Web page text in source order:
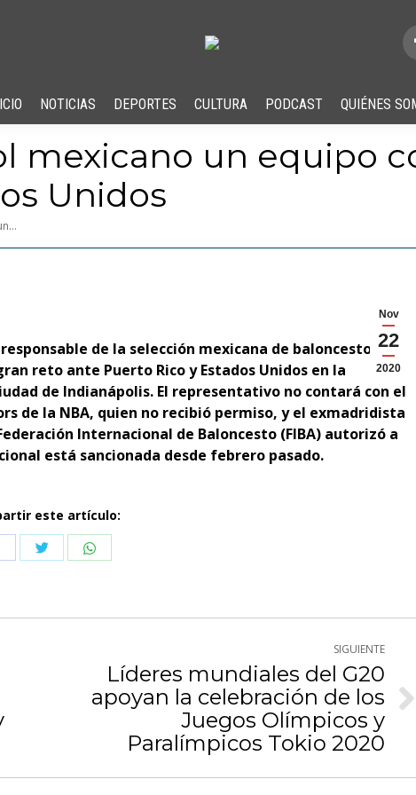
NOTICIAS DEPORTES CULTURA PODCAST QUIÉNES
mexicano un equipo
Unidos
Nov
22
2020
de la selección mexicana de baloncesto,
reto ante Puerto Rico y Estados Unidos en la
de Indianápolis. El representativo no contará con el
de la NBA, quien no recibió permiso, y el exmadridista
Internacional de Baloncesto (FIBA) autorizó a
está sancionada desde febrero pasado.
este artículo:
CompartirCompartir
SIGUIENTE
Publicación
Líderes mundiales del G20
apoyan la celebración de los
Juegos Olímpicos y
Paralímpicos Tokio 2020